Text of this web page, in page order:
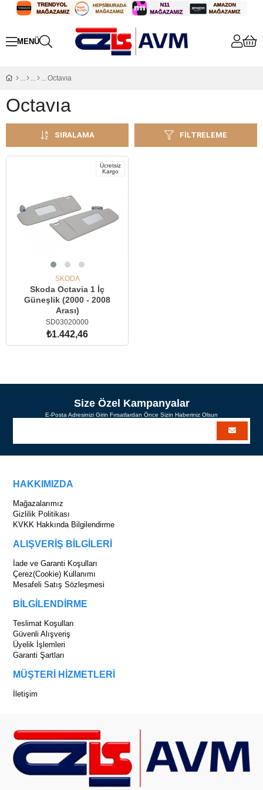
Octavıa
Octavıa
FILTRELEME
SIRALAMA
Ücretsiz
Kargo
SKODA
Skoda Octavia 1 İç
Güneşlik (2000 - 2008
Arası)
SD03020000
₺1.442,46
Size Özel Kampanyalar
E-Posta Adresinizi Girin Fırsatlardan Önce Sizin Haberiniz Olsun
HAKKIMIZDA
Mağazalarımız
Gizlilik Politikası
KVKK Hakkında Bilgilendirme
ALIŞVERİŞ BİLGİLERİ
İade ve Garanti Koşulları
Çerez(Cookie) Kullanımı
Mesafeli Satış Sözleşmesi
BİLGİLENDİRME
Teslimat Koşulları
Güvenli Alışveriş
Üyelik İşlemleri
Garanti Şartları
MÜŞTERİ HİZMETLERİ
İletişim